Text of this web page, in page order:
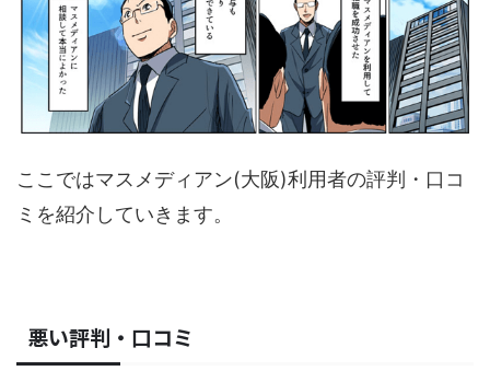
ここではマスメディアン(大阪)利用者の評判・口コ
ミを紹介していきます。
悪い評判・口コミ